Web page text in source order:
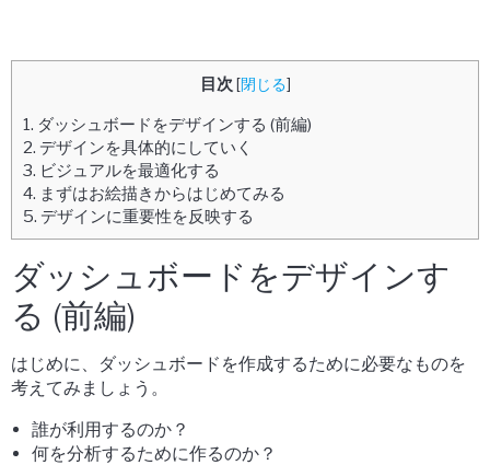
目次 [閉じる]
1. ダッシュボードをデザインする (前編)
2. デザインを具体的にしていく
3. ビジュアルを最適化する
4. まずはお絵描きからはじめてみる
5. デザインに重要性を反映する
ダッシュボードをデザインす
る (前編)
はじめに、ダッシュボードを作成するために必要なものを
考えてみましょう。
誰が利用するのか？
何を分析するために作るのか？